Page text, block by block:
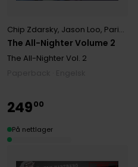
The All-Nighter Volume 2
Chip Zdarsky, Jason Loo, Paris Alleyne
The All-Nighter Vol. 2
24900
På nettlager